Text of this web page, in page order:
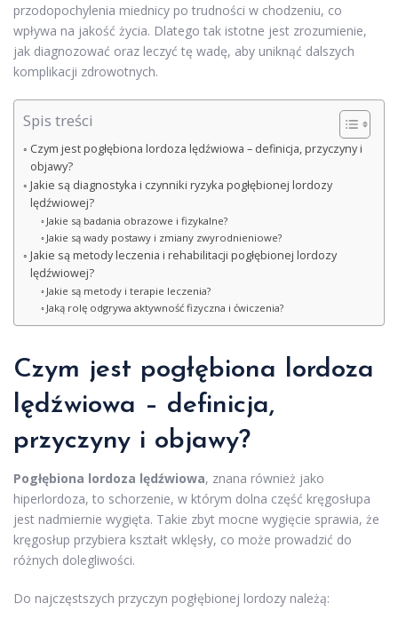
przodopochylenia miednicy po trudności w chodzeniu, co
wpływa na jakość życia. Dlatego tak istotne jest zrozumienie,
jak diagnozować oraz leczyć tę wadę, aby uniknąć dalszych
komplikacji zdrowotnych.
Spis treści
Czym jest pogłębiona lordoza lędźwiowa – definicja, przyczyny i
objawy?
Jakie są diagnostyka i czynniki ryzyka pogłębionej lordozy
lędźwiowej?
Jakie są badania obrazowe i fizykalne?
Jakie są wady postawy i zmiany zwyrodnieniowe?
Jakie są metody leczenia i rehabilitacji pogłębionej lordozy
lędźwiowej?
Jakie są metody i terapie leczenia?
Jaką rolę odgrywa aktywność fizyczna i ćwiczenia?
Czym jest pogłębiona lordoza
lędźwiowa – definicja,
przyczyny i objawy?
Pogłębiona lordoza lędźwiowa, znana również jako
hiperlordoza, to schorzenie, w którym dolna część kręgosłupa
jest nadmiernie wygięta. Takie zbyt mocne wygięcie sprawia, że
kręgosłup przybiera kształt wklęsły, co może prowadzić do
różnych dolegliwości.
Do najczęstszych przyczyn pogłębionej lordozy należą: